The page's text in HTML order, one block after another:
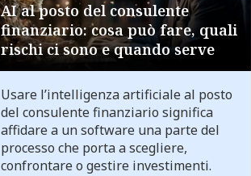
AI al posto del consulente
finanziario: cosa può fare, quali
rischi ci sono e quando serve
Usare l’intelligenza artificiale al posto
del consulente finanziario significa
affidare a un software una parte del
processo che porta a scegliere,
confrontare o gestire investimenti.